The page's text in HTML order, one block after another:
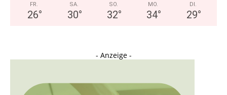
FR.
26°
SA.
30°
SO.
32°
MO.
34°
DI.
29°
- Anzeige -